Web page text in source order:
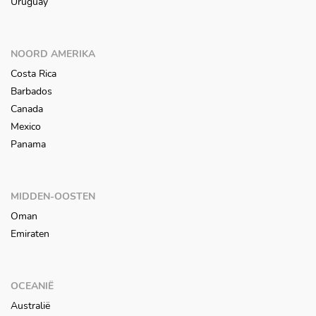
NOORD AMERIKA
Costa Rica
Barbados
Canada
Mexico
Panama
MIDDEN-OOSTEN
Oman
Emiraten
OCEANIË
Australië